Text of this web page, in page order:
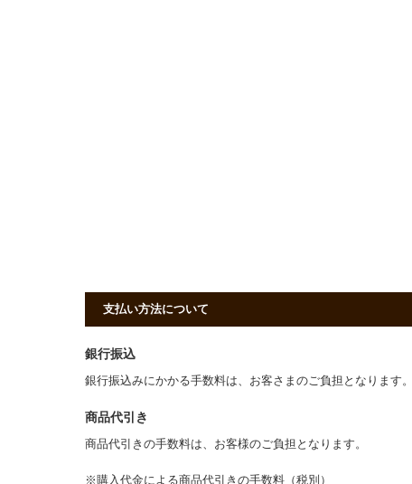
支払い方法について
銀行振込
銀行振込みにかかる手数料は、お客さまのご負担となります。
商品代引き
商品代引きの手数料は、お客様のご負担となります。
※購入代金による商品代引きの手数料（税別）